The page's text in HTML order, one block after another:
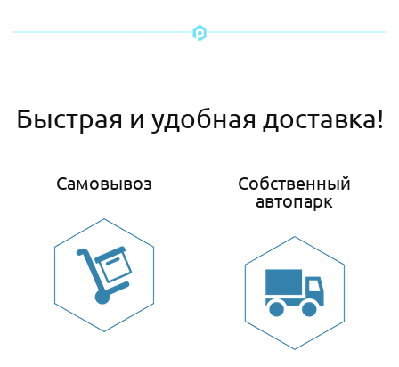
Быстрая и удобная доставка!
Самовывоз
Собственный
автопарк